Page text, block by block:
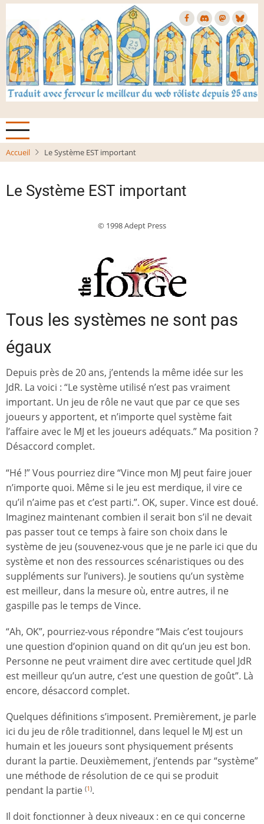
Aller
contenu
principal
Accueil Le Système EST important
Le Système EST important
© 1998 Adept Press
Tous les systèmes ne sont pas
égaux
Depuis près de 20 ans, j’entends la même idée sur les
JdR. La voici : “Le système utilisé n’est pas vraiment
important. Un jeu de rôle ne vaut que par ce que ses
joueurs y apportent, et n’importe quel système fait
l’affaire avec le MJ et les joueurs adéquats.” Ma position ?
Désaccord complet.
“Hé !” Vous pourriez dire “Vince mon MJ peut faire jouer
n’importe quoi. Même si le jeu est merdique, il vire ce
qu’il n’aime pas et c’est parti.”. OK, super. Vince est doué.
Imaginez maintenant combien il serait bon s’il ne devait
pas passer tout ce temps à faire son choix dans le
système de jeu (souvenez-vous que je ne parle ici que du
système et non des ressources scénaristiques ou des
suppléments sur l’univers). Je soutiens qu’un système
est meilleur, dans la mesure où, entre autres, il ne
gaspille pas le temps de Vince.
“Ah, OK”, pourriez-vous répondre “Mais c’est toujours
une question d’opinion quand on dit qu’un jeu est bon.
Personne ne peut vraiment dire avec certitude quel JdR
est meilleur qu’un autre, c’est une question de goût”. Là
encore, désaccord complet.
Quelques définitions s’imposent. Premièrement, je parle
ici du jeu de rôle traditionnel, dans lequel le MJ est un
humain et les joueurs sont physiquement présents
durant la partie. Deuxièmement, j’entends par “système”
une méthode de résolution de ce qui se produit
pendant la partie (1).
Il doit fonctionner à deux niveaux : en ce qui concerne